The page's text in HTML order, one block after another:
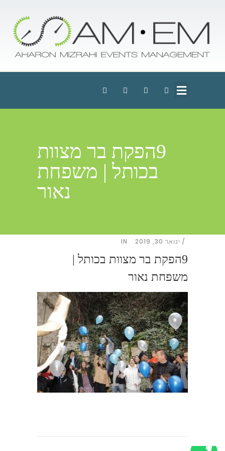
9הפקת בר מצוות
בכותל | משפחת
נאור
ינואר 30, 2019 IN
9הפקת בר מצוות בכותל |
משפחת נאור